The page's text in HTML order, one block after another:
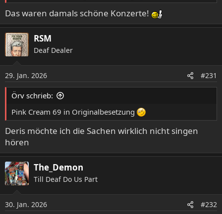
Das waren damals schöne Konzerte!
RSM
Deaf Dealer
29. Jan. 2026 #231
Örv schrieb:
Pink Cream 69 in Originalbesetzung
Deris möchte ich die Sachen wirklich nicht singen
hören
The_Demon
Till Deaf Do Us Part
30. Jan. 2026 #232